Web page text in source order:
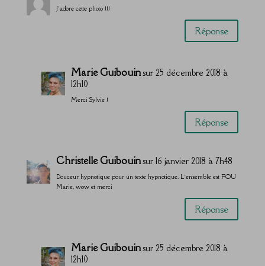
J’adore cette photo !!!
Réponse
Marie Guibouinsur 25 décembre 2018 à
12h10
Merci Sylvie !
Réponse
Christelle Guibouinsur 16 janvier 2018 à 7h48
Douceur hypnotique pour un texte hypnotique. L’ensemble est FOU
Marie, wow et merci
Réponse
Marie Guibouinsur 25 décembre 2018 à
12h10